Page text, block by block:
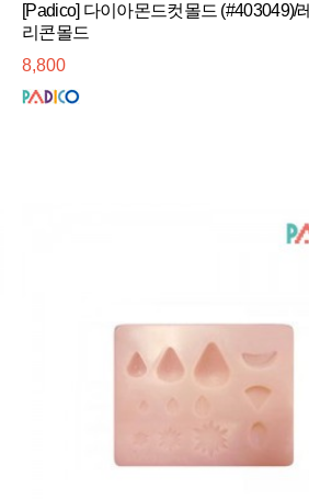
[Padico] 다이아몬드컷몰드 (#403049)/
리콘몰드
8,800